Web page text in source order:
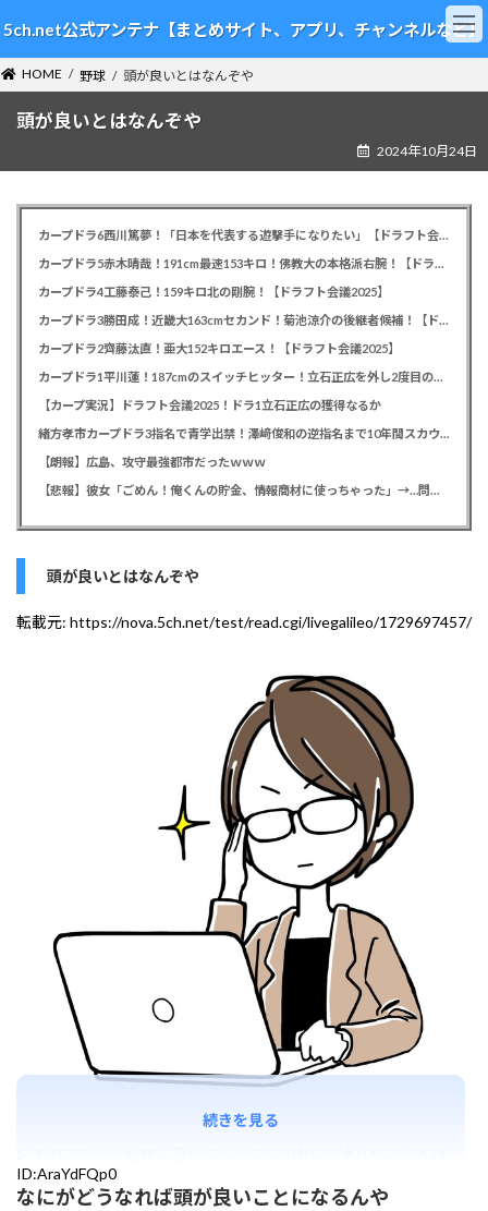
ン
テ
ン
ツ
ビ
ゲ
ー
シ
5ch.net公式アンテナ【まとめサイト、アプリ、チャンネルなど】
HOME 野球 頭が良いとはなんぞや
頭が良いとはなんぞや
2024年10月24日
カープドラ6西川篤夢！「日本を代表する遊撃手になりたい」【ドラフト会議2025】
カープドラ5赤木晴哉！191cm最速153キロ！佛教大の本格派右腕！【ドラフト会議2025】
カープドラ4工藤泰己！159キロ北の剛腕！【ドラフト会議2025】
カープドラ3勝田成！近畿大163cmセカンド！菊池涼介の後継者候補！【ドラフト会議2025】
カープドラ2齊藤汰直！亜大152キロエース！【ドラフト会議2025】
カープドラ1平川蓮！187cmのスイッチヒッター！立石正広を外し2度目の重複も新井監督がクジを引き当てる！【ドラフト会議2025】
【カープ実況】ドラフト会議2025！ドラ1立石正広の獲得なるか
緒方孝市カープドラ3指名で青学出禁！澤﨑俊和の逆指名まで10年間スカウト出禁
【朗報】広島、攻守最強都市だったｗｗｗ
【悲報】彼女「ごめん！俺くんの貯金、情報商材に使っちゃった」→…問い詰めたらギャン泣きされたんだが俺が悪いのか？
頭が良いとはなんぞや
転載元: https://nova.5ch.net/test/read.cgi/livegalileo/1729697457/
ID:AraYdFQp0
なにがどうなれば頭が良いことになるんや
続きを見る